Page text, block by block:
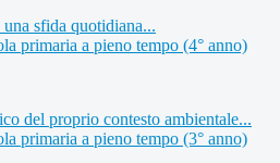
sfida quotidiana...
primaria a pieno tempo (4° anno)
del proprio contesto ambientale...
primaria a pieno tempo (3° anno)